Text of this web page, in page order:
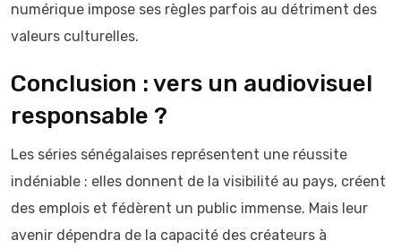
numérique impose ses règles parfois au détriment des
valeurs culturelles.
Conclusion : vers un audiovisuel
responsable ?
Les séries sénégalaises représentent une réussite
indéniable : elles donnent de la visibilité au pays, créent
des emplois et fédèrent un public immense. Mais leur
avenir dépendra de la capacité des créateurs à